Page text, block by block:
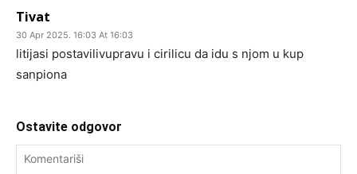
Tivat
30 Apr 2025. 16:03 At 16:03
litijasi postavilivupravu i cirilicu da idu s njom u kup
sanpiona
Ostavite odgovor